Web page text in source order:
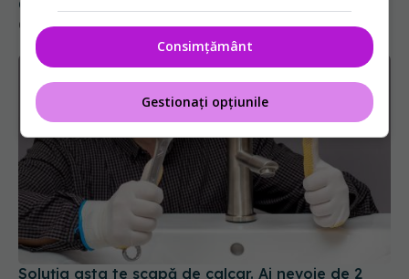
Soluția asta te scapă de calcar. Ai nevoie de 2
ingrediente banale
20 feb 2026, 22:01
Consimțământ
Gestionați opțiunile